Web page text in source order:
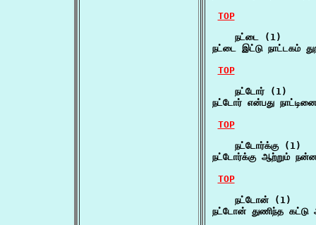
TOP
    நட்டை (1)
நட்டை இட்டு நாட்டகம்
TOP
    நட்டோர் (1)
நட்டோர் என்பது
TOP
    நட்டோர்க்கு (1)
நட்டோர்க்கு ஆற்றும்
TOP
    நட்டோன் (1)
நட்டோன் துணிந்த